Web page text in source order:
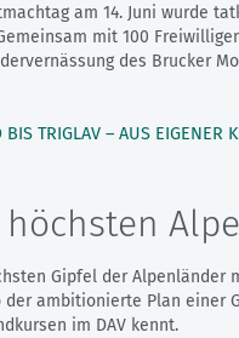
am 14. Juni wurde
mit 100
des Brucker
BIS TRIGLAV – AUS EIGENER
höchsten
Gipfel der Alpenländer
der ambitionierte Plan einer
im DAV kennt.